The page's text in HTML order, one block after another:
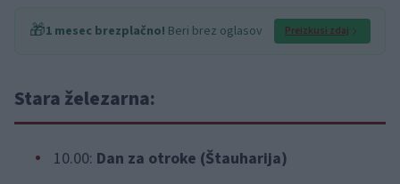
🎁1 mesec brezplačno! Beri brez oglasov Preizkusi zdaj
Stara železarna:
10.00: Dan za otroke (Štauharija)